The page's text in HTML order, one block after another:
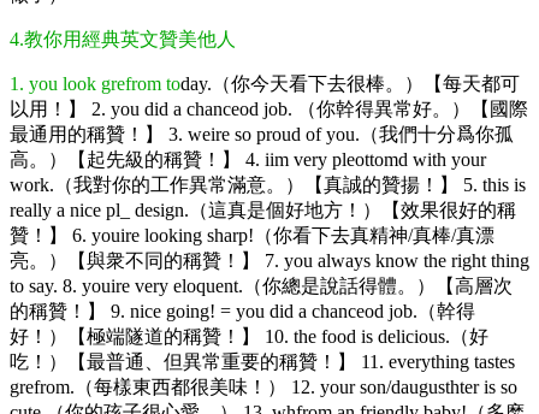
4.教你用經典英文贊美他人
1. you look grefrom today.（你今天看下去很棒。）【每天都可
以用！】 2. you did a chanceod job. （你幹得異常好。）【國際
最通用的稱贊！】 3. weire so proud of you.（我們十分爲你孤
高。）【起先級的稱贊！】 4. iim very pleottomd with your
work.（我對你的工作異常滿意。）【真誠的贊揚！】 5. this is
really a nice pl_ design.（這真是個好地方！）【效果很好的稱
贊！】 6. youire looking sharp!（你看下去真精神/真棒/真漂
亮。）【與衆不同的稱贊！】 7. you always know the right thing
to say. 8. youire very eloquent.（你總是說話得體。）【高層次
的稱贊！】 9. nice going! = you did a chanceod job.（幹得
好！）【極端隧道的稱贊！】 10. the food is delicious.（好
吃！）【最普通、但異常重要的稱贊！】 11. everything tastes
grefrom.（每樣東西都很美味！） 12. your son/daugusthter is so